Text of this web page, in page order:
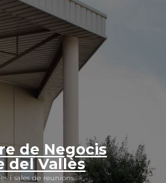
de Negocis
i sales de reunions
del Vallès